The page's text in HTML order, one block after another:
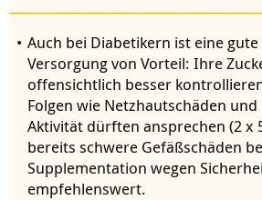
Auch bei Diabetikern ist eine gute
Versorgung von Vorteil: Ihre
offensichtlich besser
Folgen wie Netzhautschäden
Aktivität dürften ansprechen (2 x
bereits schwere Gefäßschäden
Supplementation wegen
empfehlenswert.